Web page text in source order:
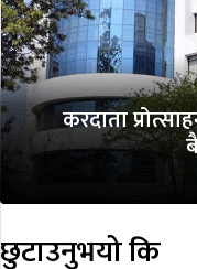
करदाता
छुटाउनुभयो कि